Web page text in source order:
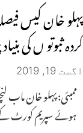
پہلو خان کیس
کردہ ثبوتو ں کی
اگست 19, 2019
ممبئی: پہلو خان ماب
ہوئے سپریم کورٹ کے